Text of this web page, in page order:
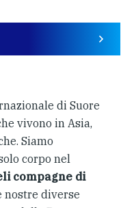
di Suore
vivono in Asia,
Siamo
corpo nel
compagne di
nostre diverse